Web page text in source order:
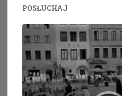
POSŁUCHAJ
Odtwarzacz
dźwiękowych